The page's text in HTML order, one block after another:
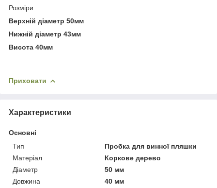
Розміри
Верхній діаметр 50мм
Нижній діаметр 43мм
Висота 40мм
Приховати
Характеристики
Основні
Тип
Пробка для винної пляшки
Матеріал
Коркове дерево
Діаметр
50 мм
Довжина
40 мм